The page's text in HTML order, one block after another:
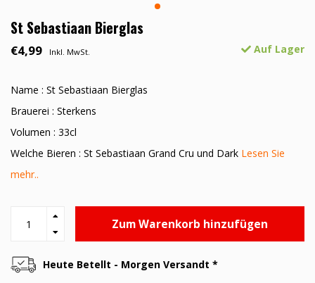
St Sebastiaan Bierglas
€4,99 Inkl. MwSt. Auf Lager
Name : St Sebastiaan Bierglas
Brauerei : Sterkens
Volumen : 33cl
Welche Bieren : St Sebastiaan Grand Cru und Dark Lesen Sie
mehr..
Zum Warenkorb hinzufügen
Heute Betellt - Morgen Versandt *